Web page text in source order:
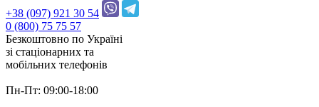
+38 (097) 921 30 54
0 (800) 75 75 57
Безкоштовно по Україні
зі стацiонарних та
мобільних телефонів
Пн-Пт: 09:00-18:00